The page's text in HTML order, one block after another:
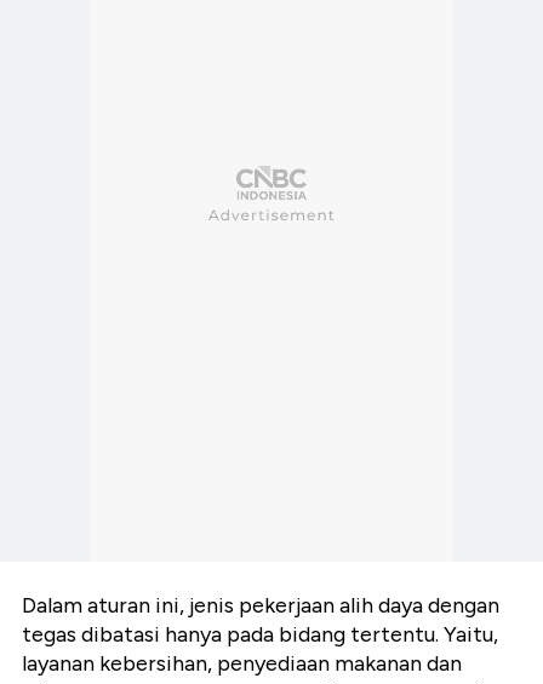
Dalam aturan ini, jenis pekerjaan alih daya dengan
tegas dibatasi hanya pada bidang tertentu. Yaitu,
layanan kebersihan, penyediaan makanan dan